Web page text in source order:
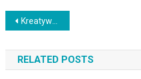
Nawigacja
wpisu
Kreatywne Pomysły na Wykorzystanie Przestrzeni Pod Schodami
RELATED POSTS